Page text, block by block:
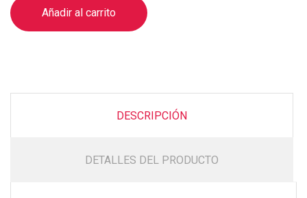
Añadir al carrito
DESCRIPCIÓN
DETALLES DEL PRODUCTO